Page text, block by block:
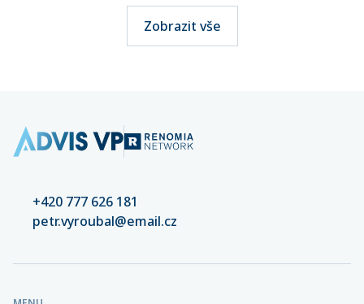
Zobrazit vše
+420 777 626 181
petr.vyroubal@email.cz